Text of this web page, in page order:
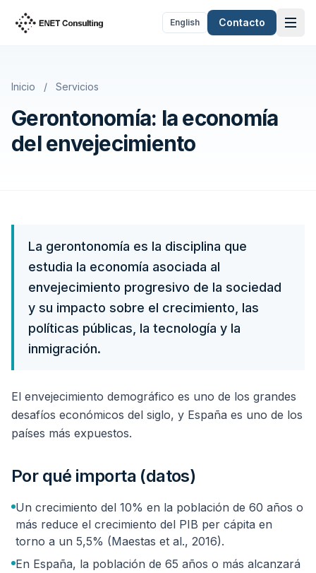
English Contacto
Inicio / Servicios
Gerontonomía: la economía
del envejecimiento
La gerontonomía es la disciplina que
estudia la economía asociada al
envejecimiento progresivo de la sociedad
y su impacto sobre el crecimiento, las
políticas públicas, la tecnología y la
inmigración.
El envejecimiento demográfico es uno de los grandes
desafíos económicos del siglo, y España es uno de los
países más expuestos.
Por qué importa (datos)
Un crecimiento del 10% en la población de 60 años o
más reduce el crecimiento del PIB per cápita en
torno a un 5,5% (Maestas et al., 2016).
En España, la población de 65 años o más alcanzará